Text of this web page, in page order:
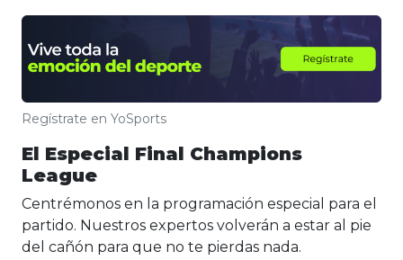
Regístrate en YoSports
El Especial Final Champions
League
Centrémonos en la programación especial para el
partido. Nuestros expertos volverán a estar al pie
del cañón para que no te pierdas nada.